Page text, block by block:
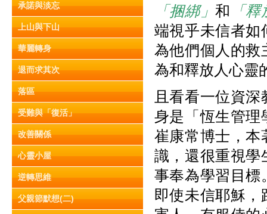
承諾與淡忘
上山與下山
華麗轉身
退而求其次
落區
受難與「復活」
改善關係
心靈小屋
逆轉思維
父親節默想(二)
「捆綁」和 「
端視乎未信者如
為他們個人的救
為和釋放人心靈
且看看一位資
身是「恆生管理
崔康常博士，本
識，還很重視學
事奉為學習目標
即使未信耶穌，